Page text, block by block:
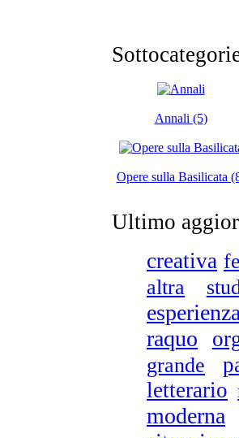
ed
in
Annali (5)
Opere sulla Basilicata
Ultimo
creativa
altra
raquo
grande
letterario
moderna